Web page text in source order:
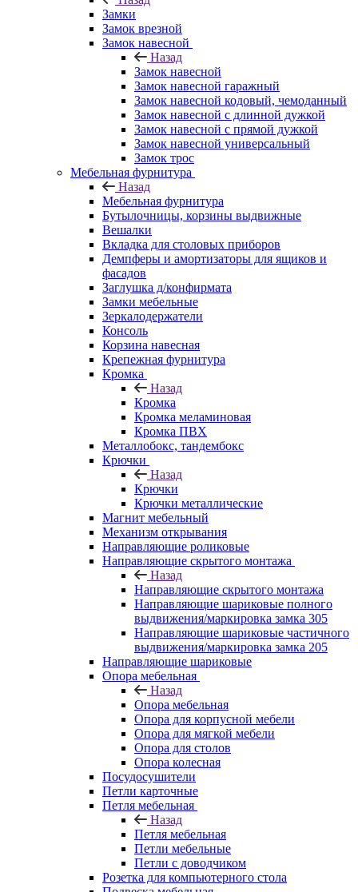
Замки
Замок врезной
Замок навесной
Назад
Замок навесной
Замок навесной гаражный
Замок навесной кодовый, чемоданный
Замок навесной с длинной дужкой
Замок навесной с прямой дужкой
Замок навесной универсальный
Замок трос
Мебельная фурнитура
Назад
Мебельная фурнитура
Бутылочницы, корзины выдвижные
Вешалки
Вкладка для столовых приборов
Демпферы и амортизаторы для ящиков и
фасадов
Заглушка д/конфирмата
Замки мебельные
Зеркалодержатели
Консоль
Корзина навесная
Крепежная фурнитура
Кромка
Назад
Кромка
Кромка меламиновая
Кромка ПВХ
Металлобокс, тандембокс
Крючки
Назад
Крючки
Крючки металлические
Магнит мебельный
Механизм открывания
Направляющие роликовые
Направляющие скрытого монтажа
Назад
Направляющие скрытого монтажа
Направляющие шариковые полного
выдвижения/маркировка замка 305
Направляющие шариковые частичного
выдвижения/маркировка замка 205
Направляющие шариковые
Опора мебельная
Назад
Опора мебельная
Опора для корпусной мебели
Опора для мягкой мебели
Опора для столов
Опора колесная
Посудосушители
Петли карточные
Петля мебельная
Назад
Петля мебельная
Петли мебельные
Петли с доводчиком
Розетка для компьютерного стола